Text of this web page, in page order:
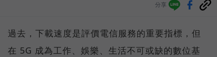
分享
過去，下載速度是評價電信服務的重要指標，但
在 5G 成為工作、娛樂、生活不可或缺的數位基